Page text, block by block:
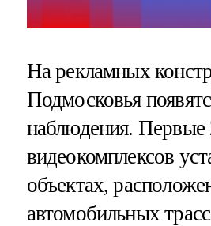
На рекламных
Подмосковья
наблюдения. Первые
видеокомплексов
объектах,
автомобильных